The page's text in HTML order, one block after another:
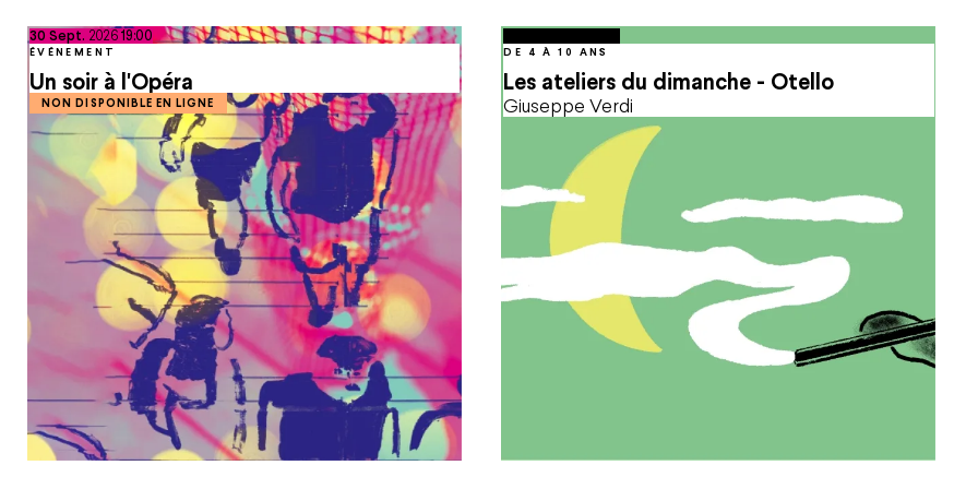
Un soir à l'Opéra
ÉVÉNEMENT
30septembre
Sept. 202619:00
NON DISPONIBLE EN LIGNE
Les ateliers du dimanche - Otello
Giuseppe Verdi
DE 4 À 10 ANS
octobre